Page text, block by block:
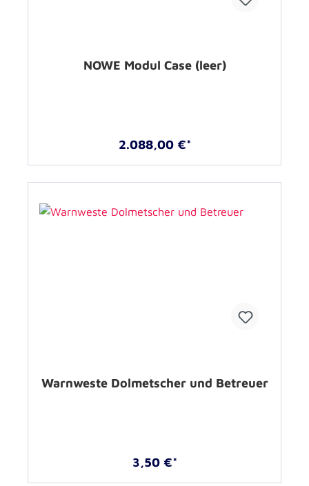
NOWE Modul Case (leer)
2.088,00 €*
Warnweste Dolmetscher und Betreuer
3,50 €*